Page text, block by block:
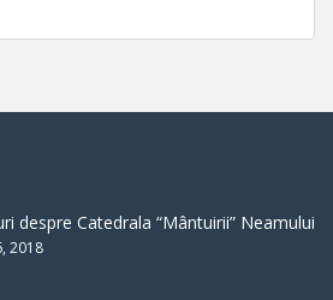
despre Catedrala “Mântuirii” Neamului
2018